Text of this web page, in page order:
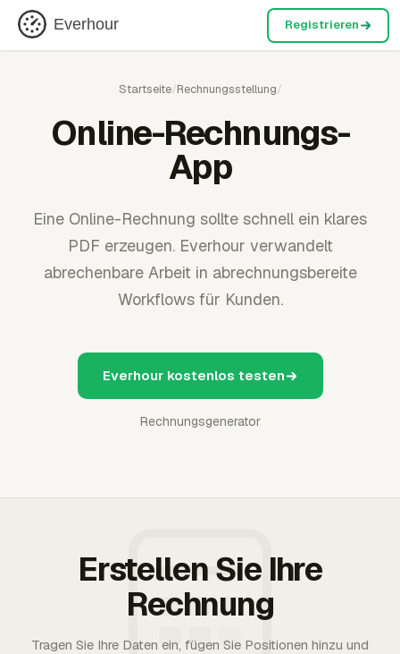
Everhour Registrieren
Startseite/Rechnungsstellung/
Online-Rechnungs-
App
Eine Online-Rechnung sollte schnell ein klares
PDF erzeugen. Everhour verwandelt
abrechenbare Arbeit in abrechnungsbereite
Workflows für Kunden.
Everhour kostenlos testen
Rechnungsgenerator
Erstellen Sie Ihre
Rechnung
Tragen Sie Ihre Daten ein, fügen Sie Positionen hinzu und